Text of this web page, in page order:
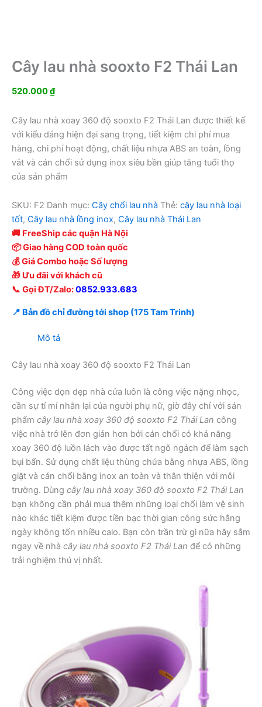
Cây lau nhà sooxto F2 Thái Lan
520.000₫
Cây lau nhà xoay 360 độ sooxto F2 Thái Lan được thiết kế
với kiểu dáng hiện đại sang trọng, tiết kiệm chi phí mua
hàng, chi phí hoạt động, chất liệu nhựa ABS an toàn, lồng
vắt và cán chổi sử dụng inox siêu bền giúp tăng tuổi thọ
của sản phẩm
SKU: F2 Danh mục: Cây chổi lau nhà Thẻ: cây lau nhà loại
tốt, Cây lau nhà lồng inox, Cây lau nhà Thái Lan
🚚 FreeShip các quận Hà Nội
📦 Giao hàng COD toàn quốc
💰 Giá Combo hoặc Số lượng
🎁 Ưu đãi với khách cũ
📞 Gọi ĐT/Zalo:0852.933.683
📍 Bản đồ chỉ đường tới shop (175 Tam Trinh)
Mô tả
Cây lau nhà xoay 360 độ sooxto F2 Thái Lan
Công việc dọn dẹp nhà cửa luôn là công việc nặng nhọc,
cần sự tỉ mỉ nhẫn lại của người phụ nữ, giờ đây chỉ với sản
phẩm cây lau nhà xoay 360 độ sooxto F2 Thái Lan công
việc nhà trở lên đơn giản hơn bởi cán chổi có khả năng
xoay 360 độ luồn lách vào được tất ngõ ngách để làm sạch
bụi bẩn. Sử dụng chất liệu thùng chứa bằng nhựa ABS, lồng
giặt và cán chổi bằng inox an toàn và thân thiện với môi
trường. Dùng cây lau nhà xoay 360 độ sooxto F2 Thái Lan
bạn không cần phải mua thêm những loại chổi làm vệ sinh
nào khác tiết kiệm được tiền bạc thời gian công sức hằng
ngày không tốn nhiều calo. Bạn còn trần trừ gì nữa hãy sắm
ngay về nhà cây lau nhà sooxto F2 Thái Lan để có những
trải nghiệm thú vị nhất.